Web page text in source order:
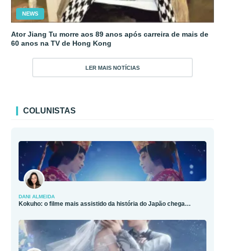
NEWS
Ator Jiang Tu morre aos 89 anos após carreira de mais de
60 anos na TV de Hong Kong
LER MAIS NOTÍCIAS
COLUNISTAS
DANI ALMEIDA
Kokuho: o filme mais assistido da história do Japão chega…